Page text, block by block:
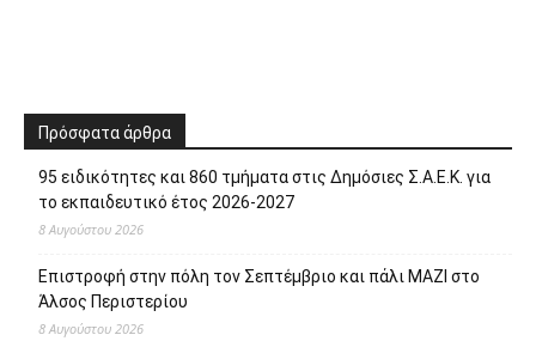
Πρόσφατα άρθρα
95 ειδικότητες και 860 τμήματα στις Δημόσιες Σ.Α.Ε.Κ. για
το εκπαιδευτικό έτος 2026-2027
8 Αυγούστου 2026
Επιστροφή στην πόλη τον Σεπτέμβριο και πάλι ΜΑΖΙ στο
Άλσος Περιστερίου
8 Αυγούστου 2026